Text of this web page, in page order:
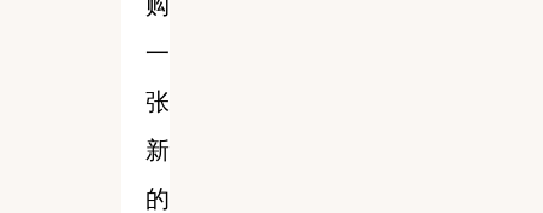
一
张
新
的